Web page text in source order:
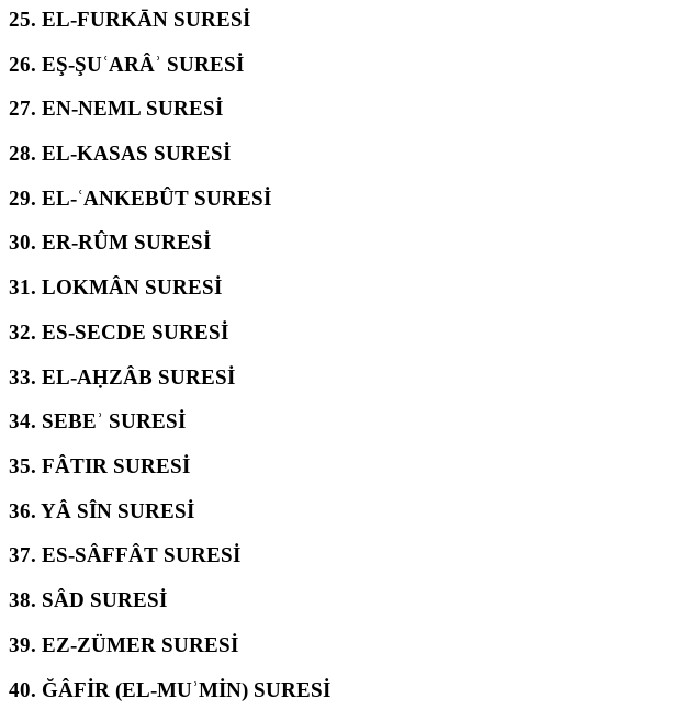
25. EL-FURKĀN SURESİ
26. EŞ-ŞUʿARÂʾ SURESİ
27. EN-NEML SURESİ
28. EL-KASAS SURESİ
29. EL-ʿANKEBÛT SURESİ
30. ER-RÛM SURESİ
31. LOKMÂN SURESİ
32. ES-SECDE SURESİ
33. EL-AḤZÂB SURESİ
34. SEBEʾ SURESİ
35. FÂTIR SURESİ
36. YÂ SÎN SURESİ
37. ES-SÂFFÂT SURESİ
38. SÂD SURESİ
39. EZ-ZÜMER SURESİ
40. ĞÂFİR (EL-MUʾMİN) SURESİ